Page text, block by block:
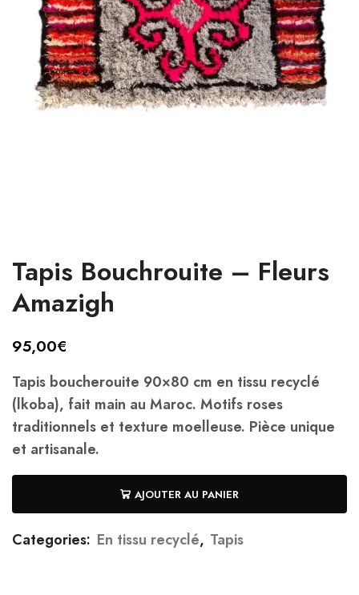
Tapis Bouchrouite – Fleurs
Amazigh
95,00€
Tapis boucherouite 90×80 cm en tissu recyclé
(lkoba), fait main au Maroc. Motifs roses
traditionnels et texture moelleuse. Pièce unique
et artisanale.
AJOUTER AU PANIER
Categories: En tissu recyclé, Tapis